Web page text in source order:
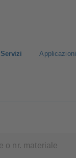
Servizi Applicazioni